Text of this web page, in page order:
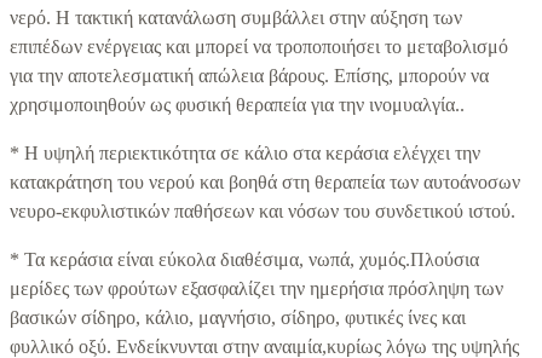
νερό. Η τακτική κατανάλωση συμβάλλει στην αύξηση των
επιπέδων ενέργειας και μπορεί να τροποποιήσει το μεταβολισμό
για την αποτελεσματική απώλεια βάρους. Επίσης, μπορούν να
χρησιμοποιηθούν ως φυσική θεραπεία για την ινομυαλγία..
* Η υψηλή περιεκτικότητα σε κάλιο στα κεράσια ελέγχει την
κατακράτηση του νερού και βοηθά στη θεραπεία των αυτοάνοσων
νευρο-εκφυλιστικών παθήσεων και νόσων του συνδετικού ιστού.
* Τα κεράσια είναι εύκολα διαθέσιμα, νωπά, χυμός.Πλούσια
μερίδες των φρούτων εξασφαλίζει την ημερήσια πρόσληψη των
βασικών σίδηρο, κάλιο, μαγνήσιο, σίδηρο, φυτικές ίνες και
φυλλικό οξύ. Ενδείκνυνται στην αναιμία,κυρίως λόγω της υψηλής